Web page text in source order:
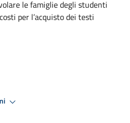
le famiglie degli studenti
per l’acquisto dei testi